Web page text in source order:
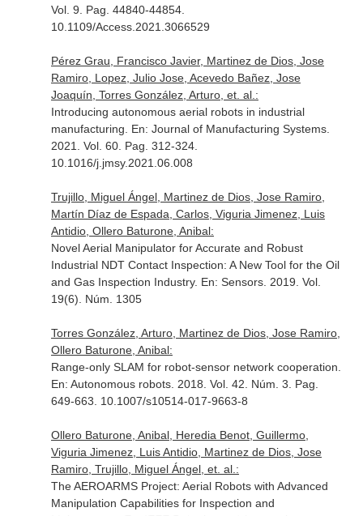
Vol. 9. Pag. 44840-44854.
10.1109/Access.2021.3066529
Pérez Grau, Francisco Javier, Martinez de Dios, Jose
Ramiro, Lopez, Julio Jose, Acevedo Bañez, Jose
Joaquín, Torres González, Arturo, et. al.:
Introducing autonomous aerial robots in industrial
manufacturing. En: Journal of Manufacturing Systems.
2021. Vol. 60. Pag. 312-324.
10.1016/j.jmsy.2021.06.008
Trujillo, Miguel Ángel, Martinez de Dios, Jose Ramiro,
Martín Díaz de Espada, Carlos, Viguria Jimenez, Luis
Antidio, Ollero Baturone, Anibal:
Novel Aerial Manipulator for Accurate and Robust
Industrial NDT Contact Inspection: A New Tool for the Oil
and Gas Inspection Industry. En: Sensors. 2019. Vol.
19(6). Núm. 1305
Torres González, Arturo, Martinez de Dios, Jose Ramiro,
Ollero Baturone, Anibal:
Range-only SLAM for robot-sensor network cooperation.
En: Autonomous robots. 2018. Vol. 42. Núm. 3. Pag.
649-663. 10.1007/s10514-017-9663-8
Ollero Baturone, Anibal, Heredia Benot, Guillermo,
Viguria Jimenez, Luis Antidio, Martinez de Dios, Jose
Ramiro, Trujillo, Miguel Ángel, et. al.:
The AEROARMS Project: Aerial Robots with Advanced
Manipulation Capabilities for Inspection and